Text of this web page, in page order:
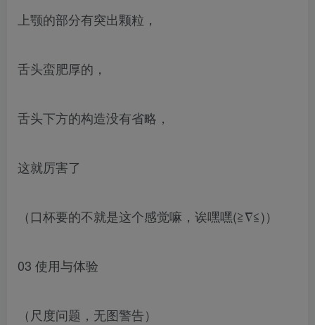
上颚的部分有突出颗粒，
舌头蛮肥厚的，
舌头下方的构造没有省略，
这就厉害了
（口杯要的不就是这个感觉嘛，诶嘿嘿(≧∇≦)）
03 使用与体验
（尺度问题，无图警告）